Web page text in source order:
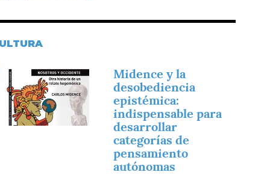
Midence y la
desobediencia
epistémica:
indispensable para
desarrollar
categorías de
pensamiento
autónomas